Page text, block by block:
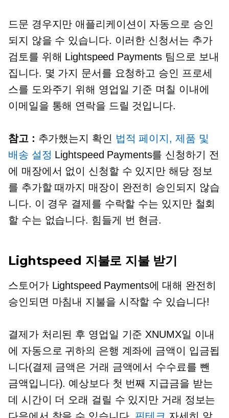
드문 경우지만 애플리케이션이 자동으로 승인
되지 않을 수 있습니다. 이러한 신청서는 추가
검토를 위해 Lightspeed Payments 팀으로 보내
집니다. 몇 가지 문서를 요청하고 승인 프로세
스를 도와주기 위해 영업일 기준 며칠 이내에
이메일을 통해 연락을 드릴 것입니다.
참고 : 추가했는지 확인 법적 페이지, 제품 및
배송 설정 Lightspeed Payments를 신청하기 전
에 매장에서 없이 신청할 수 있지만 해당 정보
를 추가할 때까지 매장이 완전히 승인되지 않습
니다. 이 경우 결제를 수락할 수는 있지만 철회
할 수는 없습니다. 힘들게 번 현금.
Lightspeed 지불로 지불 받기
스토어가 Lightspeed Payments에 대해 완전히
승인되면 마침내 지불을 시작할 수 있습니다!
결제가 처리된 후 영업일 기준 XNUMX일 이내
에 자동으로 귀하의 은행 계좌에 금액이 입금됩
니다(결제 금액은 거래 금액에서 수수료를 뺀
금액입니다). 예상보다 첫 번째 지급금을 받는
데 시간이 더 오래 걸릴 수 있지만 거래 정보는